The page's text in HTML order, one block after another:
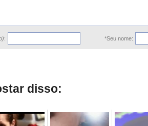
: *Seu nome:
disso: